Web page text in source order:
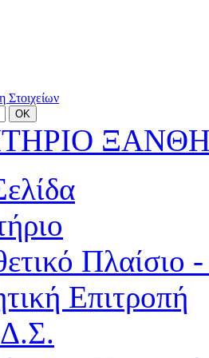
Στοιχείων
Πλαίσιο
Επιτροπή